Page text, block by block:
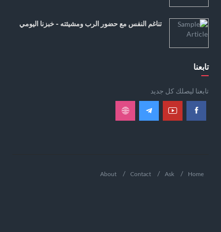
تناغم النفس مع حضور الرب ومشيئته - خبزنا اليومي
تابعنا
تابعنا ليصلك كل جديد
Home
Ask
Contact
About